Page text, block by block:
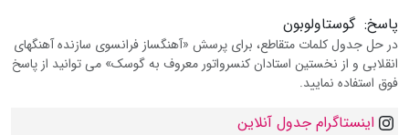
پاسخ: گوستاولوبون
در حل جدول کلمات متقاطع، برای پرسش «آهنگساز فرانسوی سازنده آهنگهای
انقلابی و از نخستین استادان کنسرواتور معروف به گوسک» می توانید از پاسخ
فوق استفاده نمایید.
اینستاگرام جدول آنلاین